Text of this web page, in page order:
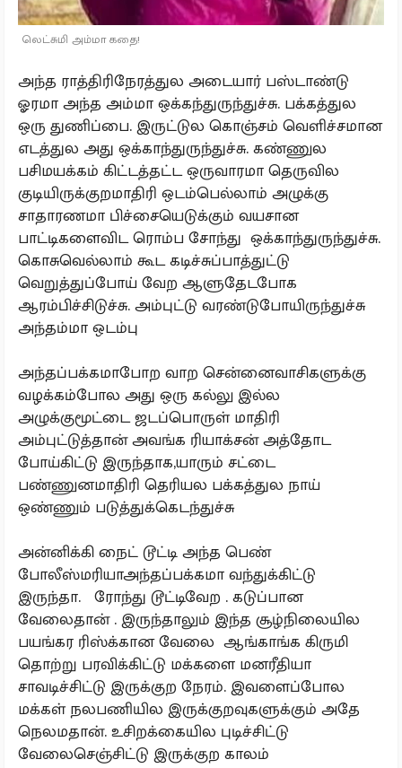
லெட்சுமி அம்மா கதை!
அந்த ராத்திரிநேரத்துல அடையார் பஸ்டாண்டு
ஓரமா அந்த அம்மா ஒக்கந்துருந்துச்சு. பக்கத்துல
ஒரு துணிப்பை. இருட்டுல கொஞ்சம் வெளிச்சமான
எடத்துல அது ஒக்காந்துருந்துச்சு. கண்ணுல
பசிமயக்கம் கிட்டத்தட்ட ஒருவாரமா தெருவில
குடியிருக்குறமாதிரி ஒடம்பெல்லாம் அழுக்கு
சாதாரணமா பிச்சையெடுக்கும் வயசான
பாட்டிகளைவிட ரொம்ப சோந்து ஒக்காந்துருந்துச்சு.
கொசுவெல்லாம் கூட கடிச்சுப்பாத்துட்டு
வெறுத்துப்போய் வேற ஆளுதேடபோக
ஆரம்பிச்சிடுச்சு. அம்புட்டு வரண்டுபோயிருந்துச்சு
அந்தம்மா ஒடம்பு
அந்தப்பக்கமாபோற வாற சென்னைவாசிகளுக்கு
வழக்கம்போல அது ஒரு கல்லு இல்ல
அழுக்குமூட்டை ஜடப்பொருள் மாதிரி
அம்புட்டுத்தான் அவங்க ரியாக்சன் அத்தோட
போய்கிட்டு இருந்தாக,யாரும் சட்டை
பண்ணுனமாதிரி தெரியல பக்கத்துல நாய்
ஒண்ணும் படுத்துக்கெடந்துச்சு
அன்னிக்கி நைட் டூட்டி அந்த பெண்
போலீஸ்மரியாஅந்தப்பக்கமா வந்துக்கிட்டு
இருந்தா. ரோந்து டூட்டிவேற . கடுப்பான
வேலைதான் . இருந்தாலும் இந்த சூழ்நிலையில
பயங்கர ரிஸ்க்கான வேலை ஆங்காங்க கிருமி
தொற்று பரவிக்கிட்டு மக்களை மனரீதியா
சாவடிச்சிட்டு இருக்குற நேரம். இவளைப்போல
மக்கள் நலபணியில இருக்குறவுகளுக்கும் அதே
நெலமதான். உசிறக்கையில புடிச்சிட்டு
வேலைசெஞ்சிட்டு இருக்குற காலம்